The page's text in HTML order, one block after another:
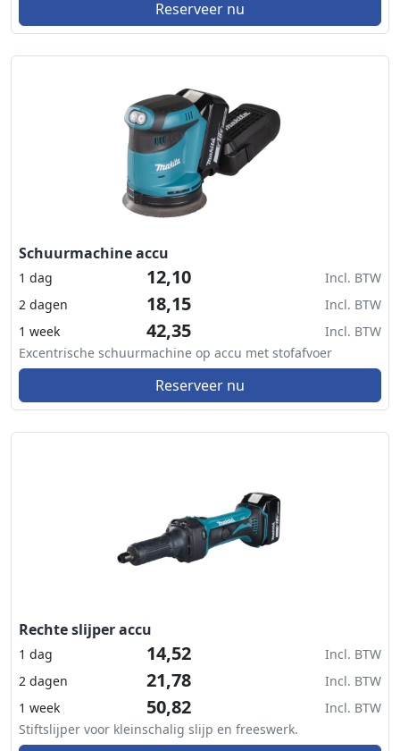
Reserveer nu
Schuurmachine accu
1 dag 12,10
Incl. BTW
2 dagen
18,15
Incl. BTW
1 week
42,35
Incl. BTW
Excentrische schuurmachine op accu met stofafvoer
Reserveer nu
Rechte slijper accu
1 dag 14,52
Incl. BTW
2 dagen
21,78
Incl. BTW
1 week
50,82
Incl. BTW
Stiftslijper voor kleinschalig slijp en freeswerk.